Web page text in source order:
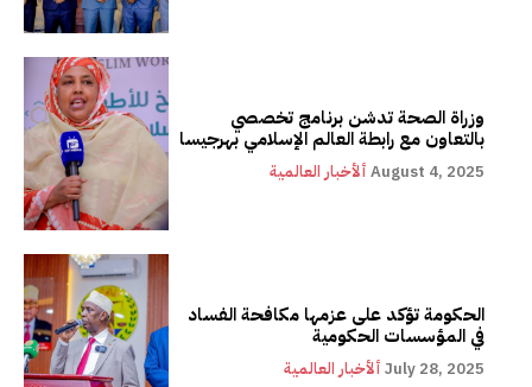
وزراة الصحة تدشن برنامج تخصصي
بالتعاون مع رابطة العالم الإسلامي بهرجيسا
ألأخبار العالمية August 4, 2025
الحكومة تؤكد على عزمها مكافحة الفساد
في المؤسسات الحكومية
ألأخبار العالمية July 28, 2025